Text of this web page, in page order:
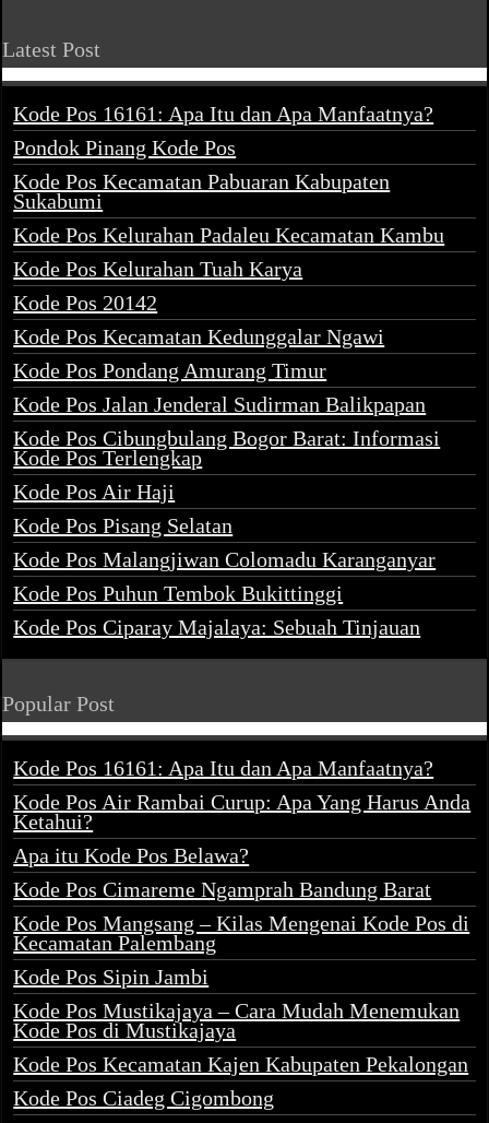
Latest Post
Kode Pos 16161: Apa Itu dan Apa Manfaatnya?
Pondok Pinang Kode Pos
Kode Pos Kecamatan Pabuaran Kabupaten
Sukabumi
Kode Pos Kelurahan Padaleu Kecamatan Kambu
Kode Pos Kelurahan Tuah Karya
Kode Pos 20142
Kode Pos Kecamatan Kedunggalar Ngawi
Kode Pos Pondang Amurang Timur
Kode Pos Jalan Jenderal Sudirman Balikpapan
Kode Pos Cibungbulang Bogor Barat: Informasi
Kode Pos Terlengkap
Kode Pos Air Haji
Kode Pos Pisang Selatan
Kode Pos Malangjiwan Colomadu Karanganyar
Kode Pos Puhun Tembok Bukittinggi
Kode Pos Ciparay Majalaya: Sebuah Tinjauan
Popular Post
Kode Pos 16161: Apa Itu dan Apa Manfaatnya?
Kode Pos Air Rambai Curup: Apa Yang Harus Anda
Ketahui?
Apa itu Kode Pos Belawa?
Kode Pos Cimareme Ngamprah Bandung Barat
Kode Pos Mangsang – Kilas Mengenai Kode Pos di
Kecamatan Palembang
Kode Pos Sipin Jambi
Kode Pos Mustikajaya – Cara Mudah Menemukan
Kode Pos di Mustikajaya
Kode Pos Kecamatan Kajen Kabupaten Pekalongan
Kode Pos Ciadeg Cigombong